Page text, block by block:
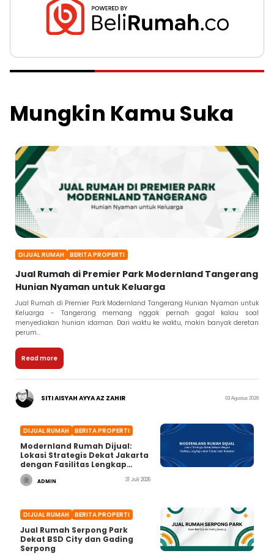
Mungkin Kamu Suka
DIJUAL RUMAH BERITA PROPERTI
Jual Rumah di Premier Park Modernland Tangerang
Hunian Nyaman untuk Keluarga
Jual Rumah di Premier Park Modernland Tangerang Hunian Nyaman untuk
Keluarga - Tangerang memang nggak pernah gagal kalau soal
menyediakan hunian idaman. Dari waktu ke waktu, makin banyak deretan
perum...
Read more
SITI AISYAH AYYA AZ ZAHIR 03 Agustus 2026
DIJUAL RUMAH BERITA PROPERTI
Modernland Rumah Dijual:
Lokasi Strategis Dekat Jakarta
dengan Fasilitas Lengkap
untuk Hunian dan Investasi
ADMIN 31 Juli 2026
DIJUAL RUMAH BERITA PROPERTI
Jual Rumah Serpong Park
Dekat BSD City dan Gading
Serpong